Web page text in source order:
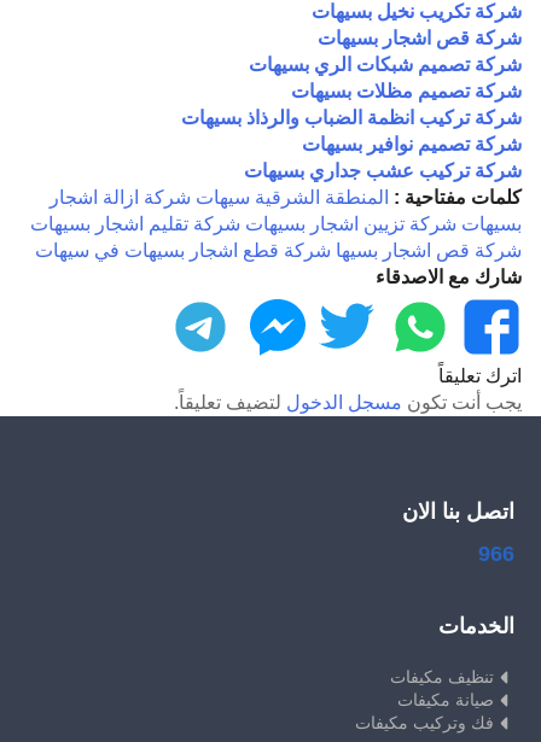
شركة تكريب نخيل بسيهات
شركة قص اشجار بسيهات
شركة تصميم شبكات الري بسيهات
شركة تصميم مظلات بسيهات
شركة تركيب انظمة الضباب والرذاذ بسيهات
شركة تصميم نوافير بسيهات
شركة تركيب عشب جداري بسيهات
كلمات مفتاحية : المنطقة الشرقية سيهات شركة ازالة اشجار
بسيهات شركة تزيين اشجار بسيهات شركة تقليم اشجار بسيهات
شركة قص اشجار بسيها شركة قطع اشجار بسيهات في سيهات
شارك مع الاصدقاء
فيسبوك
واتساب تويتر ماسنجر
اترك تعليقاً
يجب أنت تكون مسجل الدخول لتضيف تعليقاً.
اتصل بنا الان
966
الخدمات
تنظيف مكيفات
صيانة مكيفات
فك وتركيب مكيفات